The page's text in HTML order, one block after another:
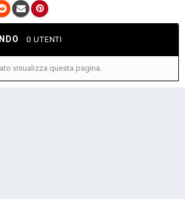
0 UTENTI
visualizza questa pagina.